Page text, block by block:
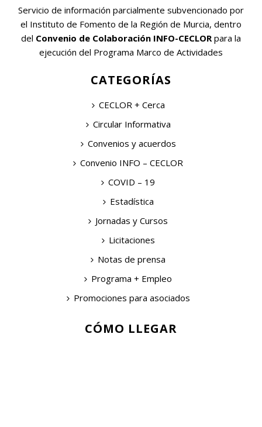
Servicio de información parcialmente subvencionado por
el Instituto de Fomento de la Región de Murcia, dentro
del Convenio de Colaboración INFO-CECLOR para la
ejecución del Programa Marco de Actividades
CATEGORÍAS
CECLOR + Cerca
Circular Informativa
Convenios y acuerdos
Convenio INFO – CECLOR
COVID – 19
Estadística
Jornadas y Cursos
Licitaciones
Notas de prensa
Programa + Empleo
Promociones para asociados
CÓMO LLEGAR